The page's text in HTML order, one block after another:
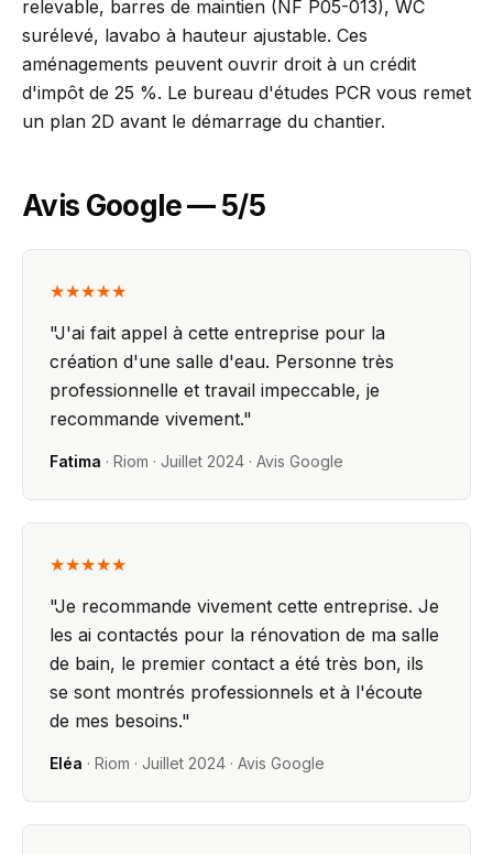
relevable, barres de maintien (NF P05-013), WC
surélevé, lavabo à hauteur ajustable. Ces
aménagements peuvent ouvrir droit à un crédit
d'impôt de 25 %. Le bureau d'études PCR vous remet
un plan 2D avant le démarrage du chantier.
Avis Google — 5/5
★★★★★
"J'ai fait appel à cette entreprise pour la
création d'une salle d'eau. Personne très
professionnelle et travail impeccable, je
recommande vivement."
Fatima · Riom · Juillet 2024 · Avis Google
★★★★★
"Je recommande vivement cette entreprise. Je
les ai contactés pour la rénovation de ma salle
de bain, le premier contact a été très bon, ils
se sont montrés professionnels et à l'écoute
de mes besoins."
Eléa · Riom · Juillet 2024 · Avis Google